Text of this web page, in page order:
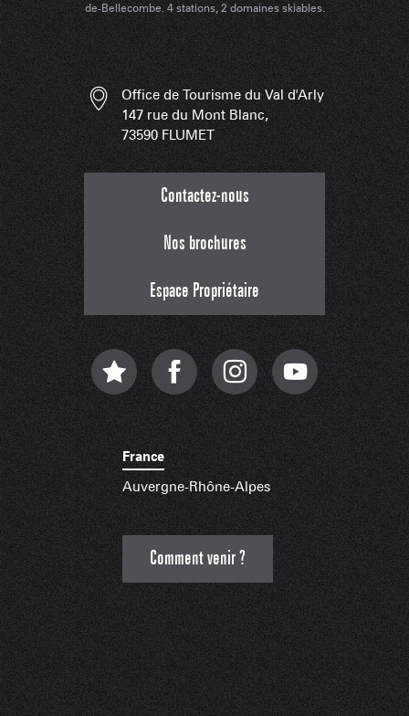
de-Bellecombe. 4 stations, 2 domaines skiables.
Office de Tourisme du Val d'Arly
147 rue du Mont Blanc,
73590 FLUMET
Contactez-nous
Nos brochures
Espace Propriétaire
France
Auvergne-Rhône-Alpes
Comment venir ?